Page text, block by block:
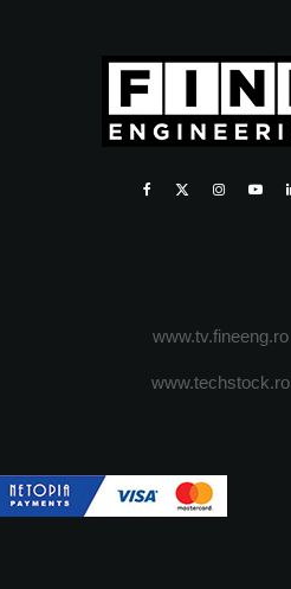
www.tv.fineeng.ro
www.techstock.ro